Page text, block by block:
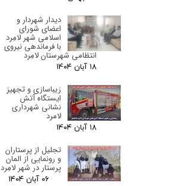
دیدار شهردار و
اعضای شورای
اسلامی شهر لامِرد
با فرماندهی نیروی
انتظامی شهرستان لامِرد
۱۸ آبان ۰۴
زیباسازی و تجهیز
ایستگاه آتش
نشانی شهرداری
لامرد
۱۸ آبان ۰۴
تجلیل از پرستاران
و رونمایی از المان
پرستار در شهر لامِرد
۰۶ آبان ۰۴